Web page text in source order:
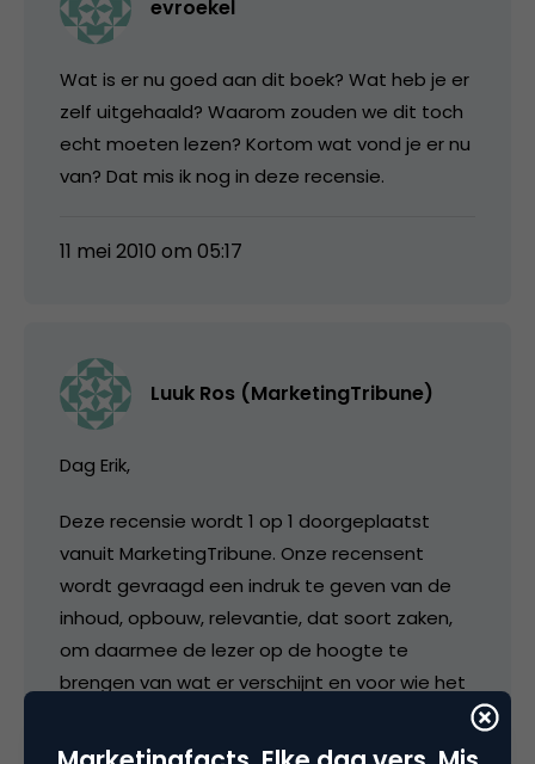
evroekel
Wat is er nu goed aan dit boek? Wat heb je er
zelf uitgehaald? Waarom zouden we dit toch
echt moeten lezen? Kortom wat vond je er nu
van? Dat mis ik nog in deze recensie.
11 mei 2010 om 05:17
Luuk Ros (MarketingTribune)
Dag Erik,
Deze recensie wordt 1 op 1 doorgeplaatst
vanuit MarketingTribune. Onze recensent
wordt gevraagd een indruk te geven van de
inhoud, opbouw, relevantie, dat soort zaken,
om daarmee de lezer op de hoogte te
brengen van wat er verschijnt en voor wie het
beperkte ruimte die we daar op de dode